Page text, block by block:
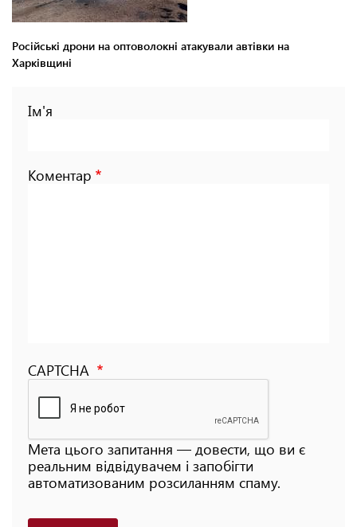
Російські дрони на оптоволокні атакували автівки на
Харківщині
Ім'я
Коментар
CAPTCHA
Мета цього запитання — довести, що ви є
реальним відвідувачем і запобігти
автоматизованим розсиланням спаму.